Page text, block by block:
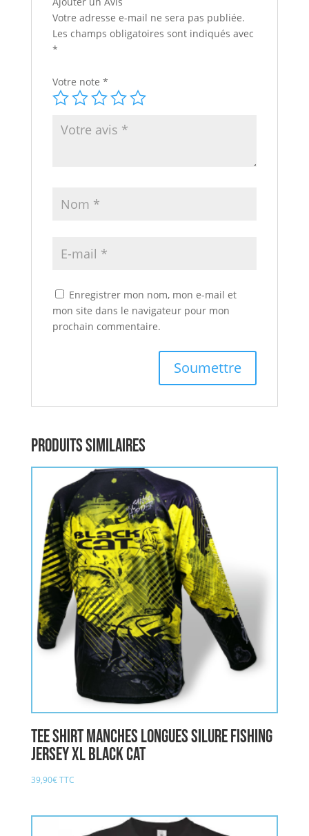
Votre adresse e-mail ne sera pas publiée.
Les champs obligatoires sont indiqués avec
*
Votre note *
Enregistrer mon nom, mon e-mail et
mon site dans le navigateur pour mon
prochain commentaire.
Produits similaires
Tee Shirt Manches Longues Silure Fishing
Jersey XL BLACK CAT
39,90€TTC